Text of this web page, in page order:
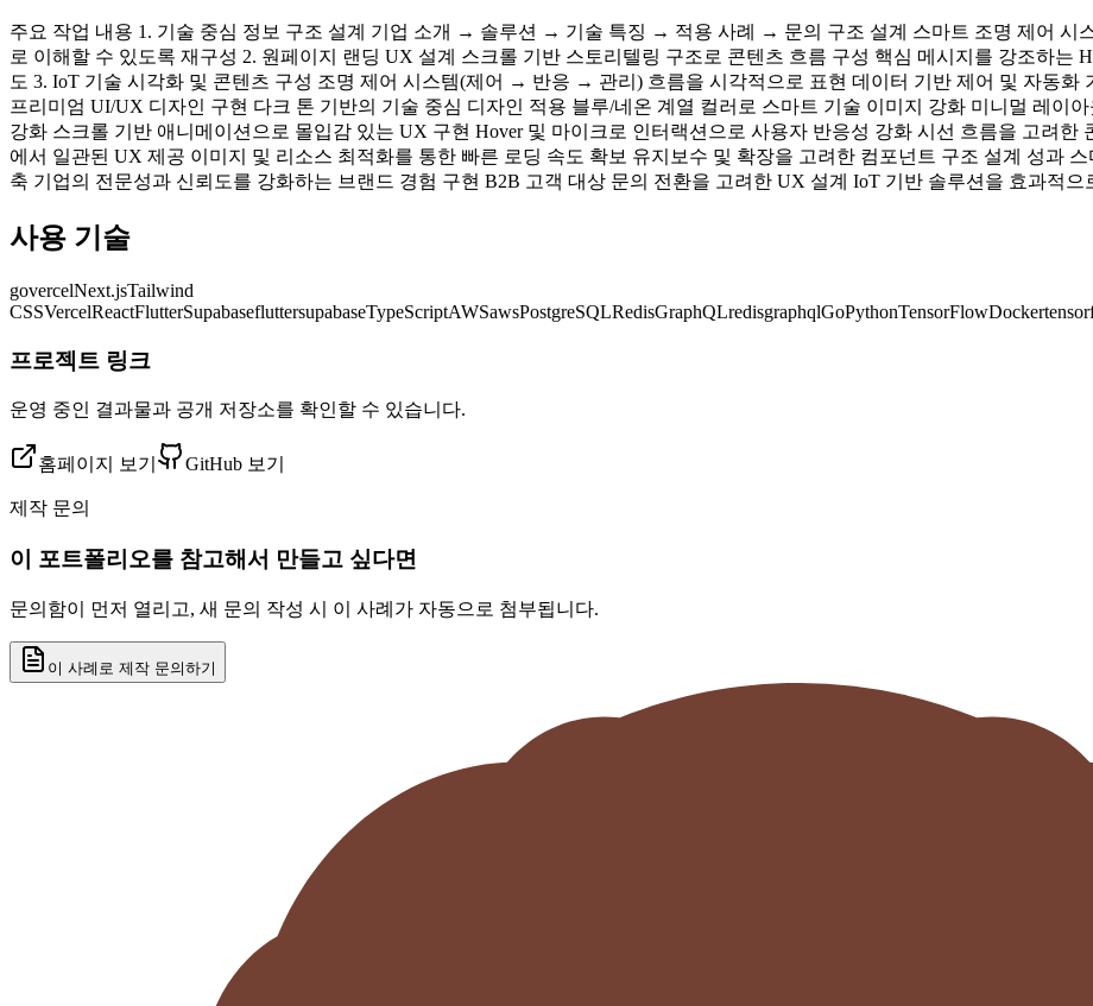
주요 작업 내용 1. 기술 중심 정보 구조 설계 기업 소개 → 솔루션 → 기술 특징 → 적용 사례 → 문의 구조 설계 스마트 조명 제어 시
로 이해할 수 있도록 재구성 2. 원페이지 랜딩 UX 설계 스크롤 기반 스토리텔링 구조로 콘텐츠 흐름 구성 핵심 메시지를 강조하는
도 3. IoT 기술 시각화 및 콘텐츠 구성 조명 제어 시스템(제어 → 반응 → 관리) 흐름을 시각적으로 표현 데이터 기반 제어 및 자동화
프리미엄 UI/UX 디자인 구현 다크 톤 기반의 기술 중심 디자인 적용 블루/네온 계열 컬러로 스마트 기술 이미지 강화 미니멀 레이
강화 스크롤 기반 애니메이션으로 몰입감 있는 UX 구현 Hover 및 마이크로 인터랙션으로 사용자 반응성 강화 시선 흐름을 고려한
에서 일관된 UX 제공 이미지 및 리소스 최적화를 통한 빠른 로딩 속도 확보 유지보수 및 확장을 고려한 컴포넌트 구조 설계 성과
축 기업의 전문성과 신뢰도를 강화하는 브랜드 경험 구현 B2B 고객 대상 문의 전환을 고려한 UX 설계 IoT 기반 솔루션을 효과적으
사용 기술
govercelNext.jsTailwind
CSSVercelReactFlutterSupabasefluttersupabaseTypeScriptAWSawsPostgreSQLRedisGraphQLredisgraphqlGoPythonTensorFlowDocker
프로젝트 링크
운영 중인 결과물과 공개 저장소를 확인할 수 있습니다.
홈페이지 보기 GitHub 보기
제작 문의
이 포트폴리오를 참고해서 만들고 싶다면
문의함이 먼저 열리고, 새 문의 작성 시 이 사례가 자동으로 첨부됩니다.
이 사례로 제작 문의하기